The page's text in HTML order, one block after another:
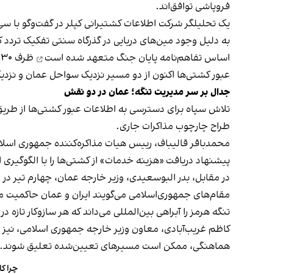
فروپاشی توافق‌اند.
یک تحلیلگر شرکت اطلاعات کشتیرانی کپلر در گفت‌و‌گو
اساس تفاهم‌نامه پایان جنگ متعهد شده است
ظرف ۳۰ روز مین‌های دریایی را پاکسازی کند.
عبور کشتی‌ها اکنون از دو مسیر نزدیک سواحل عمان و
جدال بر سر مدیریت تنگه؛ عمان در دو نقش
تلاش سپاه برای دسترسی به اطلاعات عبور کشتی‌ها از
طراح چارچوب مذاکرات جاری.
محمدباقر قالیباف، رییس هیات مذاکره‌کننده جمهوری
پیشنهاد دریافت «هزینه خدمات» از کشتی‌ها را با الگوگیری
در مقابل، بدر البوسعیدی، وزیر خارجه عمان، چهارم تیر
تنگه هرمز را آبراهی بین‌المللی می‌داند که هر سازوکار
کاظم غریب‌آبادی، معاون وزیر خارجه جمهوری اسلامی،
هماهنگی، ممکن است مسیرهای تعیین‌شده تعلیق شوند.
چرا